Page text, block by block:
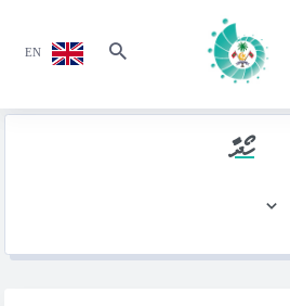
EN
ހޯދާ